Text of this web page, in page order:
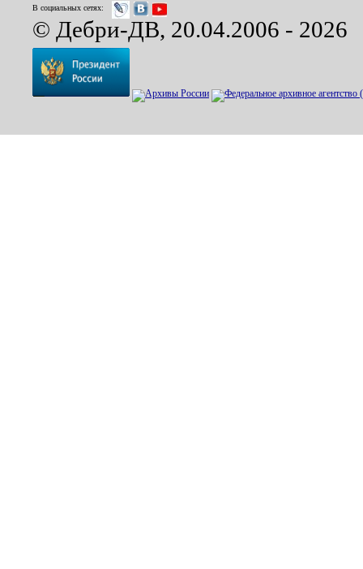
В социальных сетях:
© Дебри-ДВ, 20.04.2006 - 2026